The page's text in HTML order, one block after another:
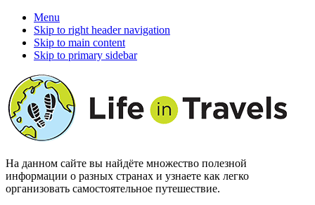
Menu
Skip to right header navigation
Skip to main content
Skip to primary sidebar
На данном сайте вы найдёте множество полезной
информации о разных странах и узнаете как легко
организовать самостоятельное путешествие.